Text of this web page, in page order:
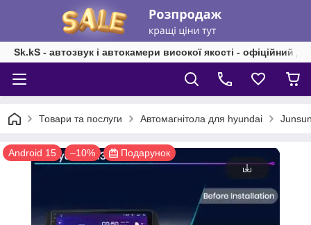
Sk.kS - автозвук і автокамери високої якості - офіційний
Товари та послуги Автомагнітола для hyundai
Android 15 –10% Подарунок